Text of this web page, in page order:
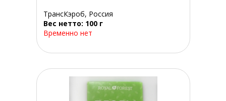
ТрансКэроб, Россия
Вес нетто: 100 г
Временно нет